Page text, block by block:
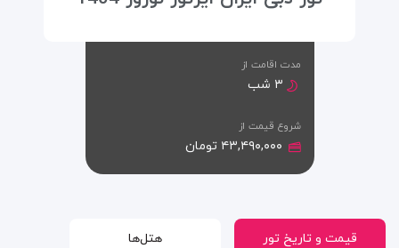
مدت اقامت از
۳ شب
شروع قیمت از
۴۳,۴۹۰,۰۰۰ تومان
قیمت و تاریخ تور هتل‌ها